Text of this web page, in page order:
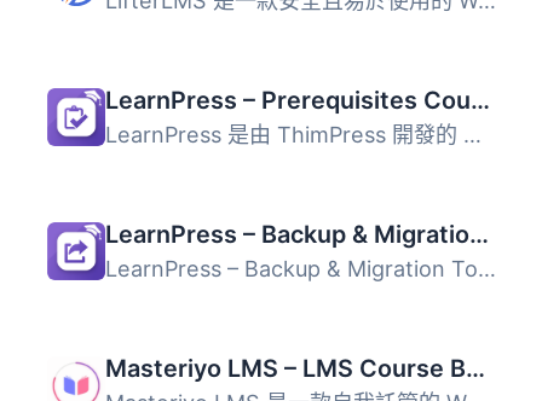
LearnPress – Prerequisites Courses
LearnPress 是由 ThimPress 開發的 WordPress LMS（線上學習...
LearnPress – Backup & Migration Tool
LearnPress – Backup & Migration Tool 是一款專為 Learn...
Masteriyo LMS – LMS Course Builder, Quizzes & Certificates